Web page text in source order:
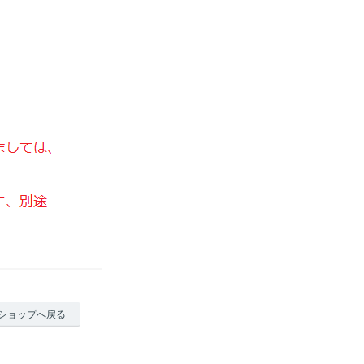
ョップへ戻る